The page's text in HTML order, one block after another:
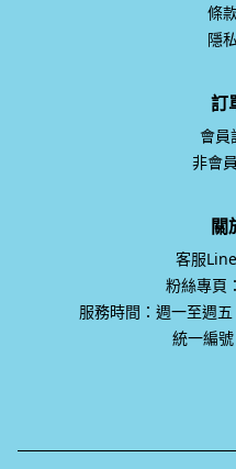
條
隱
訂
會員
非會
關
客服
粉絲專頁
服務時間：週一至週
統一編